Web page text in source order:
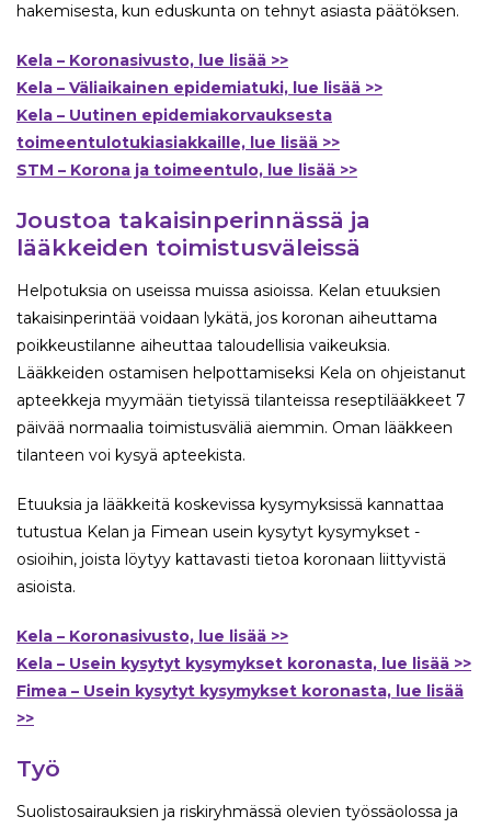
hakemisesta, kun eduskunta on tehnyt asiasta päätöksen.
Kela – Koronasivusto, lue lisää >>
Kela – Väliaikainen epidemiatuki, lue lisää >>
Kela – Uutinen epidemiakorvauksesta
toimeentulotukiasiakkaille, lue lisää >>
STM – Korona ja toimeentulo, lue lisää >>
Joustoa takaisinperinnässä ja
lääkkeiden toimistusväleissä
Helpotuksia on useissa muissa asioissa. Kelan etuuksien
takaisinperintää voidaan lykätä, jos koronan aiheuttama
poikkeustilanne aiheuttaa taloudellisia vaikeuksia.
Lääkkeiden ostamisen helpottamiseksi Kela on ohjeistanut
apteekkeja myymään tietyissä tilanteissa reseptilääkkeet 7
päivää normaalia toimistusväliä aiemmin. Oman lääkkeen
tilanteen voi kysyä apteekista.
Etuuksia ja lääkkeitä koskevissa kysymyksissä kannattaa
tutustua Kelan ja Fimean usein kysytyt kysymykset -
osioihin, joista löytyy kattavasti tietoa koronaan liittyvistä
asioista.
Kela – Koronasivusto, lue lisää >>
Kela – Usein kysytyt kysymykset koronasta, lue lisää >>
Fimea – Usein kysytyt kysymykset koronasta, lue lisää
>>
Työ
Suolistosairauksien ja riskiryhmässä olevien työssäolossa ja